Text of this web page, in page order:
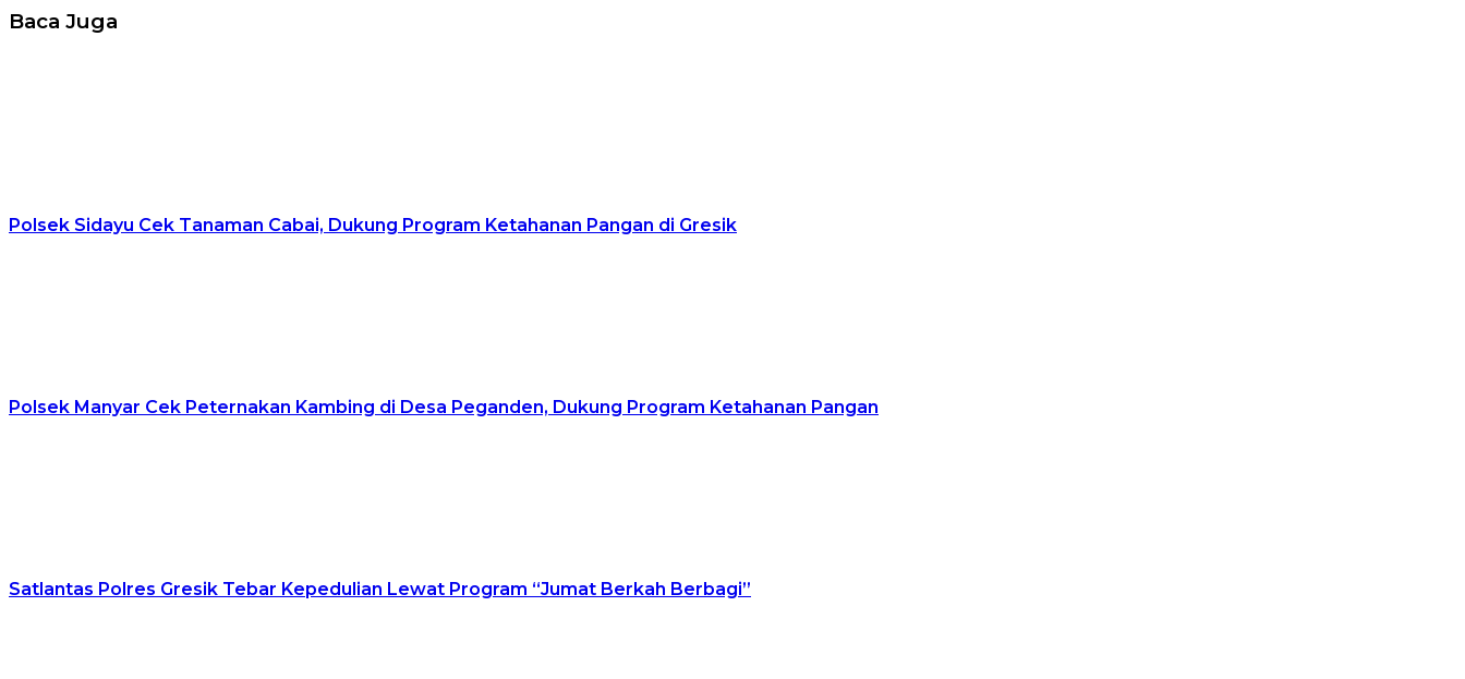
Baca Juga
Polsek Sidayu Cek Tanaman Cabai, Dukung Program Ketahanan Pangan di Gresik
Polsek Manyar Cek Peternakan Kambing di Desa Peganden, Dukung Program Ketahanan Pangan
Satlantas Polres Gresik Tebar Kepedulian Lewat Program “Jumat Berkah Berbagi”